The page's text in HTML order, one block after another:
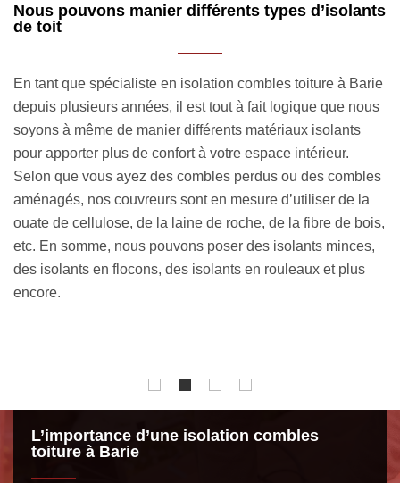
Le devis isolation combles toiture est accessible
gratuitement
Afin que vous puissiez vous préparer financièrement pour
votre projet d’isolation combles toiture à venir, il faudrait
demander au préalable un devis. La requête est à faire
directement sur cette même page, via le formulaire de
demande de devis isolation combles toiture à Barie 33190
que nous mettons à votre disposition. Le devis est gratuit et
sans engagement auprès de l’artisan isolation combles
toiture MM Rénovation toiture 33. C’est un document qui
vous donne accès à tous les aspects financiers et
techniques des travaux d’isolation de toit à faire chez vous.
L’importance d’une isolation combles
toiture à Barie